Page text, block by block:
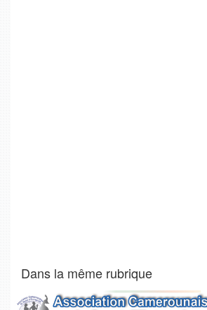
Dans la même rubrique